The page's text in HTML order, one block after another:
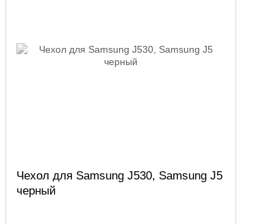
Чехол для Samsung J530, Samsung J5
черный